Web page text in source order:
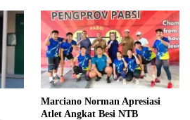
Marciano Norman Apresiasi
Atlet Angkat Besi NTB